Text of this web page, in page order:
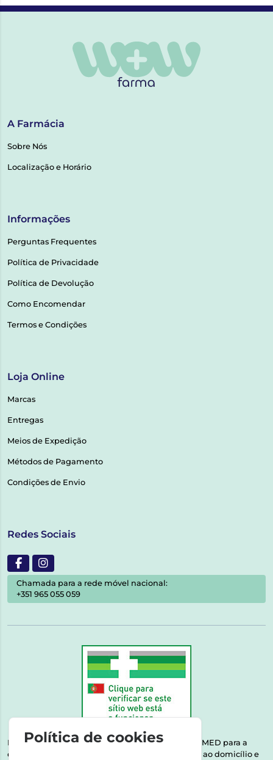
A Farmácia
Sobre Nós
Localização e Horário
Informações
Perguntas Frequentes
Política de Privacidade
Política de Devolução
Como Encomendar
Termos e Condições
Loja Online
Marcas
Entregas
Meios de Expedição
Métodos de Pagamento
Condições de Envio
Redes Sociais
Chamada para a rede móvel nacional:
+351 965 055 059
Esta farmácia encontra-se autorizada pelo INFARMED para a
dispensa de medicamentos e produtos de saúde ao domicílio e
Política de cookies